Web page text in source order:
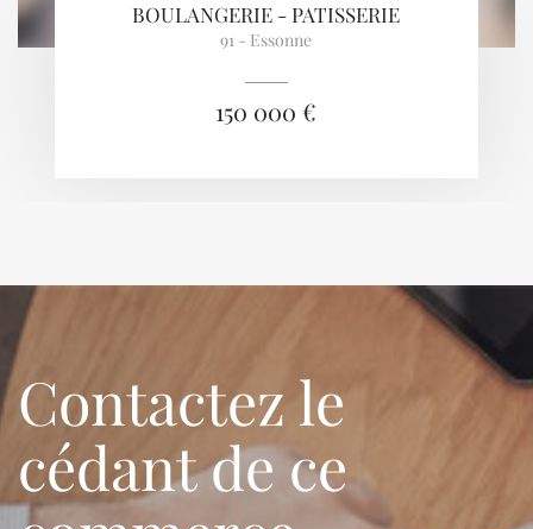
BOULANGERIE - PATISSERIE
91 - Essonne
150 000 €
Contactez le
cédant de ce